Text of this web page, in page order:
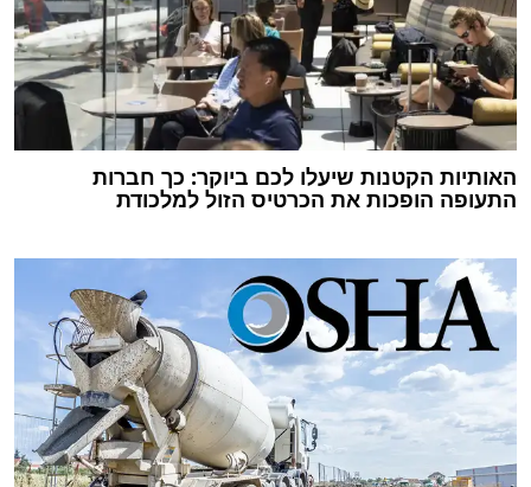
האותיות הקטנות שיעלו לכם ביוקר: כך חברות
התעופה הופכות את הכרטיס הזול למלכודת